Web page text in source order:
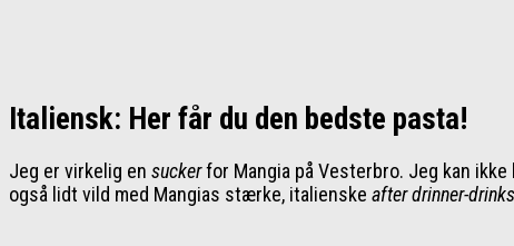
Italiensk: Her får du den bedste pasta!
Jeg er virkelig en suckerfor Mangia på Vesterbro. Jeg kan
også lidt vild med Mangias stærke, italienske after drinner-drinks